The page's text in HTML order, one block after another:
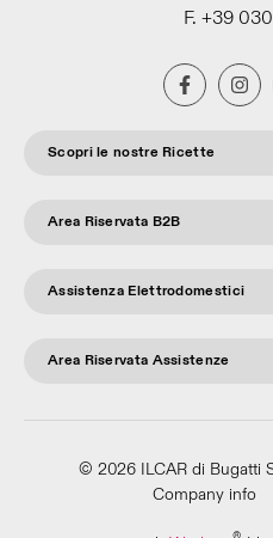
F. +39
Scopri le nostre Ricette
Area Riservata B2B
Assistenza Elettrodomestici
Area Riservata Assistenze
© 2026 ILCAR di Bugatti
Company info